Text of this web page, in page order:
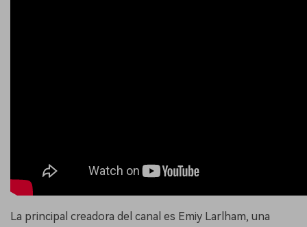
La principal creadora del canal es Emiy Larlham, una